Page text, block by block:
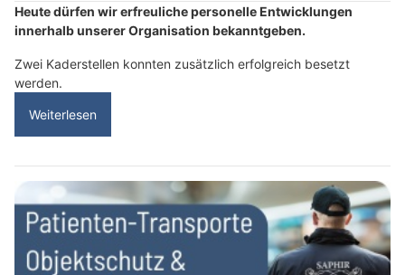
Heute dürfen wir erfreuliche personelle Entwicklungen
innerhalb unserer Organisation bekanntgeben.
Zwei Kaderstellen konnten zusätzlich erfolgreich besetzt
werden.
Weiterlesen